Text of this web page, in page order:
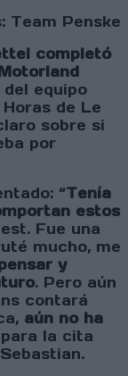
Team Penske
completó
del equipo
de Le
sobre si
por
“Tenía
estos
Fue una
mucho, me
y
. Pero aún
contará
aún no ha
para la cita